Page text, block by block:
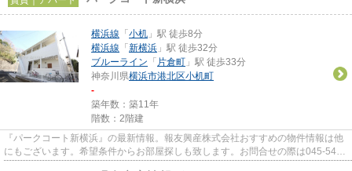
横浜線 「 小机 」駅 徒歩8分
横浜線 「 新横浜 」駅 徒歩32分
ブルーライン 「 片倉町 」駅 徒歩33分
神奈川県横浜市港北区小机町
-
築年数：築11年
階数：2階建
『パークコート新横浜』の最新情報。報友興産株式会社おすすめの物件情報は他
にもございます。希望条件からお部屋探しも致します。お問合せの際は045-548-